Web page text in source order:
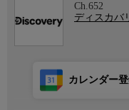
Ch.652
ディスカバ
カレンダー